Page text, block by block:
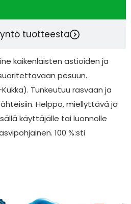
tuotteesta
kaikenlaisten astioiden ja
pesuun.
Tunkeutuu rasvaan ja
Helppo, miellyttävä ja
käyttäjälle tai luonnolle
100 %:sti